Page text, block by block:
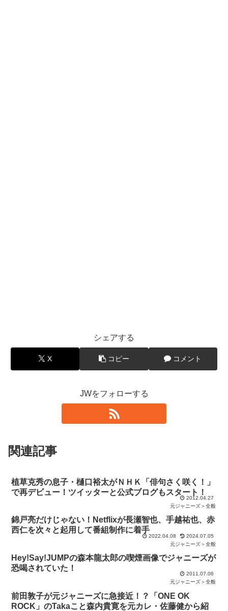
シェアする
X コピー コメント
JWをフォローする
関連記事
植草克秀の息子・樋口裕太がＮＨＫ「俳句さく咲く！」
で再デビュー！ツイッターと公式ブログもスタート！
2012.04.27
元ジャニーズ＞全般
錦戸亮だけじゃない！Netflixが長瀬智也、手越祐也、赤
西仁を次々と起用して番組制作に着手
2022.04.08
2024.07.05
元ジャニーズ＞全般
Hey!Say!JUMPの森本龍太郎の喫煙画像でジャニーズが
恐喝されていた！
2011.07.06
元ジャニーズ＞全般
前田敦子が元ジャニーズに急接近！？「ONE OK
ROCK」のTakaこと森内貴寛を元カレ・佐藤健から紹